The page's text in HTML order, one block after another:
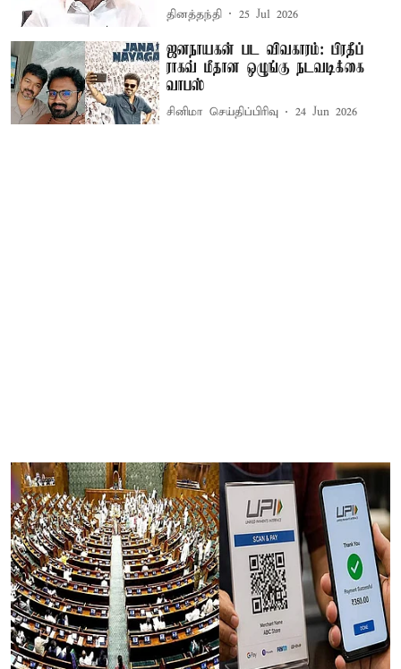
தினத்தந்தி 25 Jul 2026
ஜனநாயகன் பட விவகாரம்: பிரதீப்
ராகவ் மீதான ஒழுங்கு நடவடிக்கை
வாபஸ்
சினிமா செய்திப்பிரிவு 24 Jun 2026